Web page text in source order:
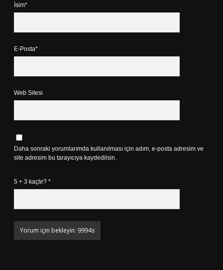
İsim*
E-Posta*
Web Sitesi
Daha sonraki yorumlarımda kullanılması için adım, e-posta adresim ve
site adresim bu tarayıcıya kaydedilsin.
5 + 3 kaçtır? *